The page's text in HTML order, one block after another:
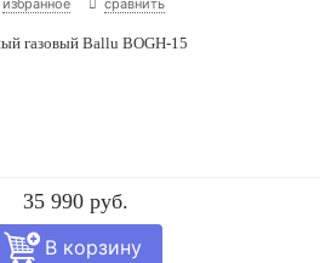
газовый Ballu BOGH-15
35 990 руб.